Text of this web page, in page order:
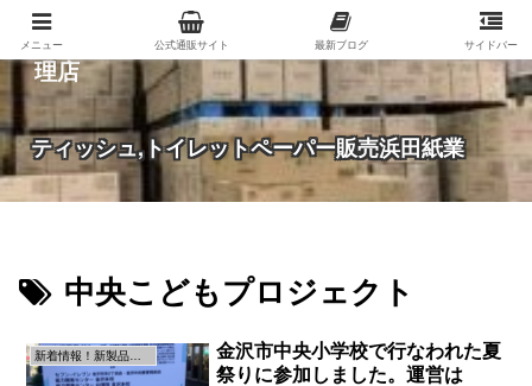
紙（家庭紙・包装紙・印刷用紙など）の総合代
理店
ティッシュ,トイレットペーパー販売浜田紙業
中央こどもプロジェクト
新着情報！新製品の情報です！
金沢市中央小学校で行なわれた夏
祭りに参加しました。運営は
メニュー 公式通販サイト 最新ブログ サイドバー